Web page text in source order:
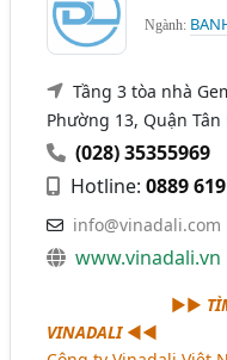
Ngành:
Tầng 3 tòa nhà
Phường 13, Quận
(028) 35355969
Hotline:0889
info@vinadali.com
www.vinadali.vn
►►
VINADALI◄◄